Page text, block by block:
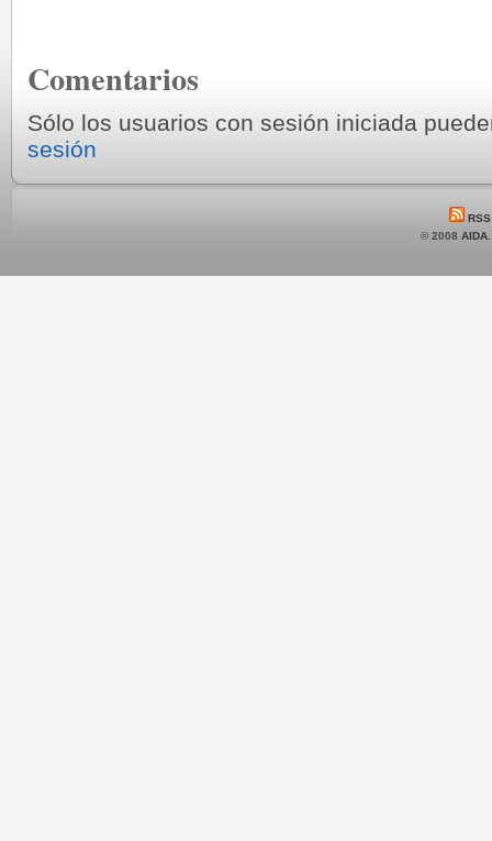
Comentarios
Sólo los usuarios con sesión iniciada
sesión
RSS
© 2008 AIDA